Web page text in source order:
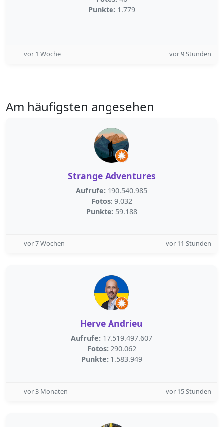
Punkte: 1.779
vor 1 Woche vor 9 Stunden
Am häufigsten angesehen
Strange Adventures
Aufrufe: 190.540.985
Fotos: 9.032
Punkte: 59.188
vor 7 Wochen vor 11 Stunden
Herve Andrieu
Aufrufe: 17.519.497.607
Fotos: 290.062
Punkte: 1.583.949
vor 3 Monaten vor 15 Stunden